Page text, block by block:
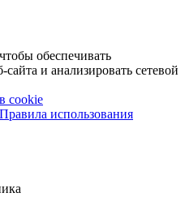
обеспечивать
и анализировать сетевой
cookie
Правила использования